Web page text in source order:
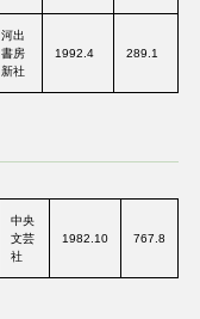
河出
書房
新社
1992.4 289.1
中央
文芸
社
1982.10 767.8